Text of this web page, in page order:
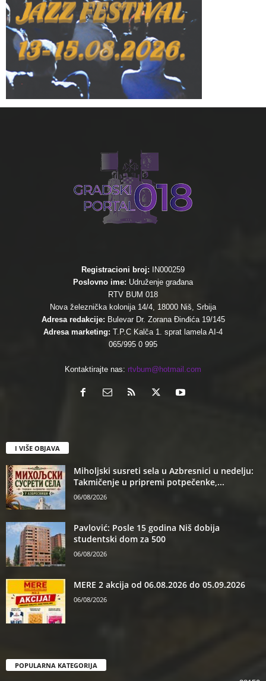
Registracioni broj: IN000259
Poslovno ime: Udruženje građana
RTV BUM 018
Nova železnička kolonija 14/4, 18000 Niš, Srbija
Adresa redakcije: Bulevar Dr. Zorana Đinđića 19/145
Adresa marketing: T.P.C Kalča 1. sprat lamela AI-4
065/995 0 995
Kontaktirajte nas: rtvbum@hotmail.com
I VIŠE OBJAVA
Miholjski susreti sela u Azbresnici u nedelju:
Takmičenje u pripremi potpečenke,...
06/08/2026
Pavlović: Posle 15 godina Niš dobija
studentski dom za 500
06/08/2026
MERE 2 akcija od 06.08.2026 do 05.09.2026
06/08/2026
POPULARNA KATEGORIJA